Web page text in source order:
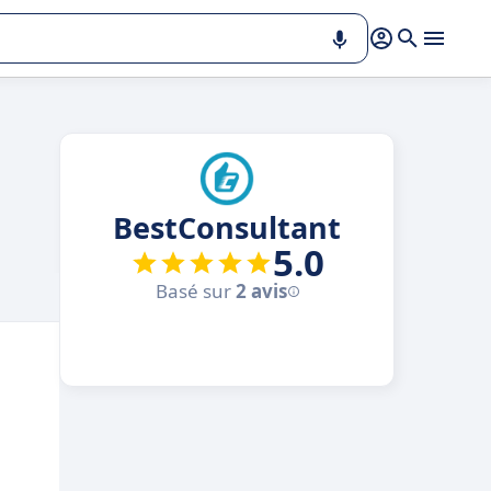
BestConsultant
5.0
Basé sur2 avis